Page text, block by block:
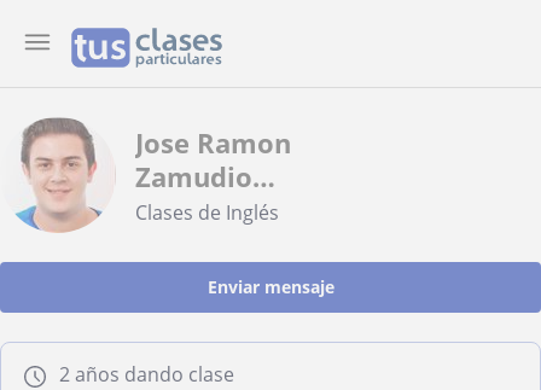
Jose Ramon
Zamudio
Cobo
Clases de Inglés
Enviar mensaje
2 años dando clase